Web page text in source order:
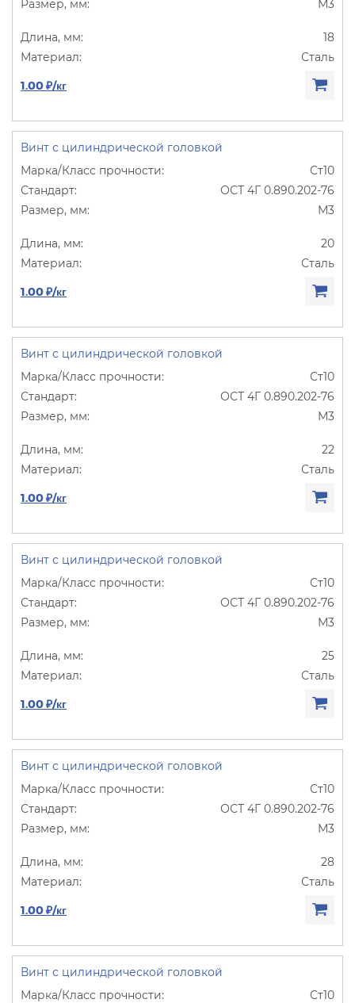
М3
18
Сталь
1.00 ₽/кг
Винт с цилиндрической головкой
Ст10
ОСТ 4Г 0.890.202-76
М3
20
Сталь
1.00 ₽/кг
Винт с цилиндрической головкой
Ст10
ОСТ 4Г 0.890.202-76
М3
22
Сталь
1.00 ₽/кг
Винт с цилиндрической головкой
Ст10
ОСТ 4Г 0.890.202-76
М3
25
Сталь
1.00 ₽/кг
Винт с цилиндрической головкой
Ст10
ОСТ 4Г 0.890.202-76
М3
28
Сталь
1.00 ₽/кг
Винт с цилиндрической головкой
Ст10